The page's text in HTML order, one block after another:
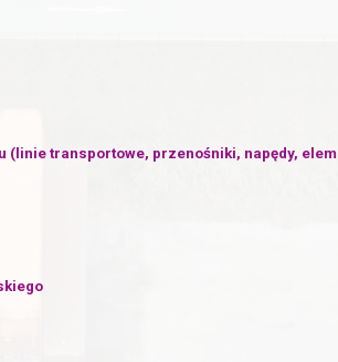
(linie transportowe, przenośniki, napędy,